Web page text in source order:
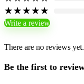
★★★★★
Write a review
There are no reviews yet.
Be the first to